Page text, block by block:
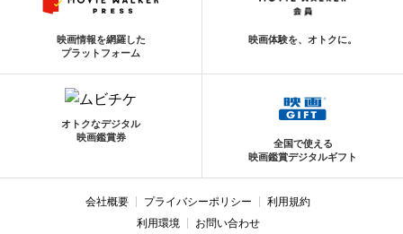
映画情報を網羅した
プラットフォーム
映画体験を、オトクに。
オトクなデジタル
映画鑑賞券
全国で使える
映画鑑賞デジタルギフト
会社概要 プライバシーポリシー
利用規約
利用環境
お問い合わせ